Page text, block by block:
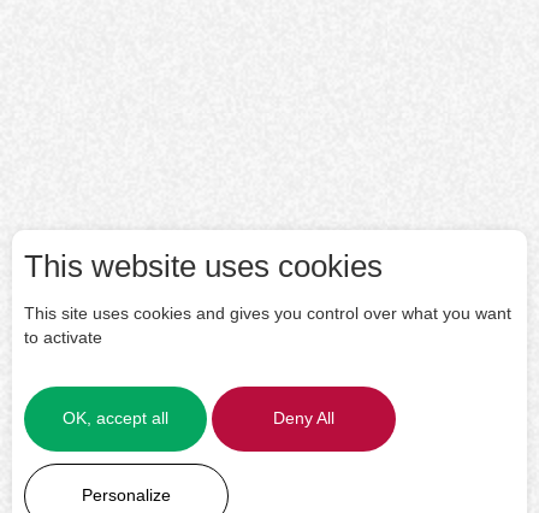
This website uses cookies
This site uses cookies and gives you control over what you want
to activate
OK, accept all Deny All
Personalize